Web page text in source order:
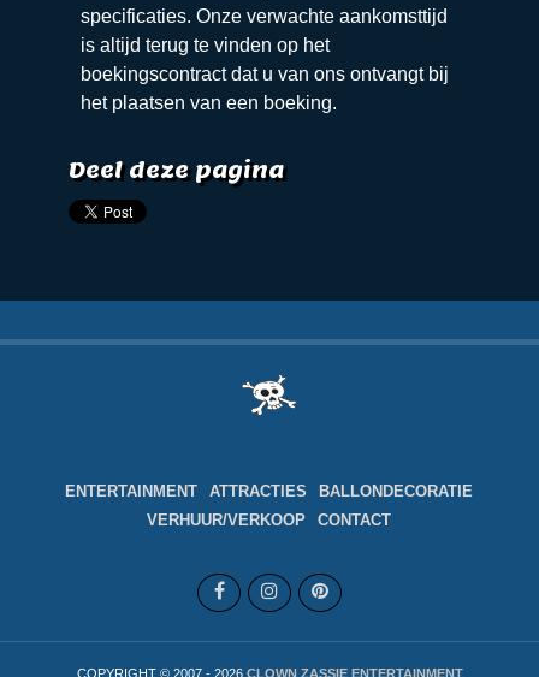
specificaties. Onze verwachte aankomsttijd
is altijd terug te vinden op het
boekingscontract dat u van ons ontvangt bij
het plaatsen van een boeking.
Deel deze pagina
ENTERTAINMENT ATTRACTIES
BALLONDECORATIE
VERHUUR/VERKOOP
CONTACT
COPYRIGHT © 2007 - 2026 CLOWN ZASSIE ENTERTAINMENT